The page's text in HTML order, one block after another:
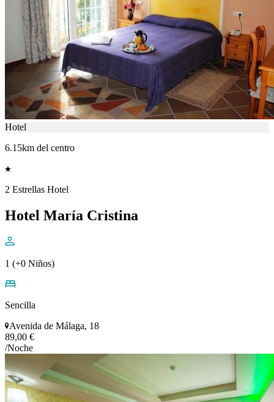
Hotel
6.15km del centro
2 Estrellas Hotel
Hotel María Cristina
1 (+0 Niños)
Sencilla
Avenida de Málaga, 18
89,00 €
/Noche